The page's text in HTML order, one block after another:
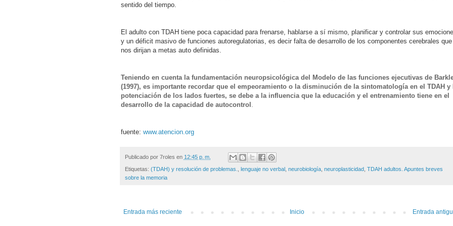
sentido del tiempo.
El adulto con TDAH tiene poca capacidad para frenarse, hablarse a sí mismo, planificar y controlar sus
y un déficit masivo de funciones autoregulatorias, es decir falta de desarrollo de los componentes cerebrales que
nos dirijan a metas auto definidas.
Teniendo en cuenta la fundamentación neuropsicológica del Modelo de las funciones ejecutivas de
(1997), es importante recordar que el empeoramiento o la disminución de la sintomatología en el TDAH y
potenciación de los lados fuertes, se debe a la influencia que la educación y el entrenamiento tiene en el
desarrollo de la capacidad de autocontrol .
fuente: www.atencion.org
Publicado por 7roles en 12:45 p. m.
Etiquetas: (TDAH) y resolución de problemas. lenguaje no verbal, neurobiología, neuroplasticidad, TDAH adultos. Apuntes breves
sobre la memoria
Entrada más reciente Entrada
Inicio